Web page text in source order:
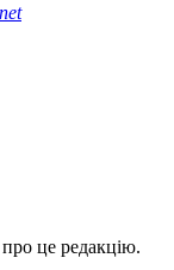
це редакцію.